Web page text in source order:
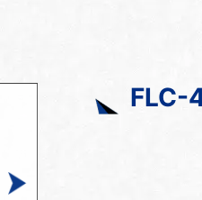
FLC-